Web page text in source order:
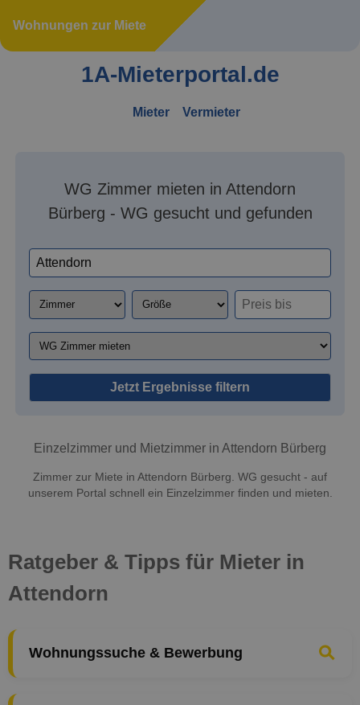
Wohnungen zur Miete
1A-Mieterportal.de
Mieter Vermieter
WG Zimmer mieten in Attendorn
Bürberg - WG gesucht und gefunden
Jetzt Ergebnisse filtern
Einzelzimmer und Mietzimmer in Attendorn Bürberg
Zimmer zur Miete in Attendorn Bürberg. WG gesucht - auf
unserem Portal schnell ein Einzelzimmer finden und mieten.
Ratgeber & Tipps für Mieter in
Attendorn
Wohnungssuche & Bewerbung